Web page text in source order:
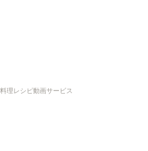
理レシピ動画サービス